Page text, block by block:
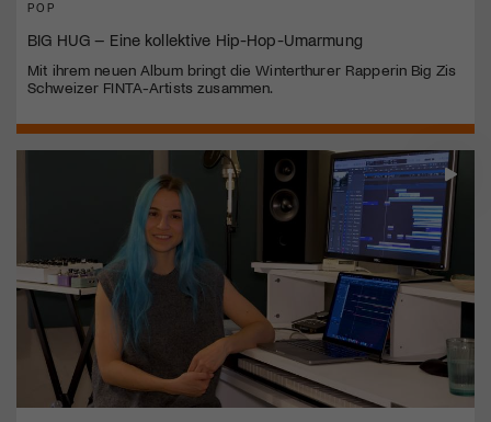
POP
BIG HUG – Eine kollektive Hip-Hop-Umarmung
Mit ihrem neuen Album bringt die Winterthurer Rapperin Big Zis
Schweizer FINTA-Artists zusammen.